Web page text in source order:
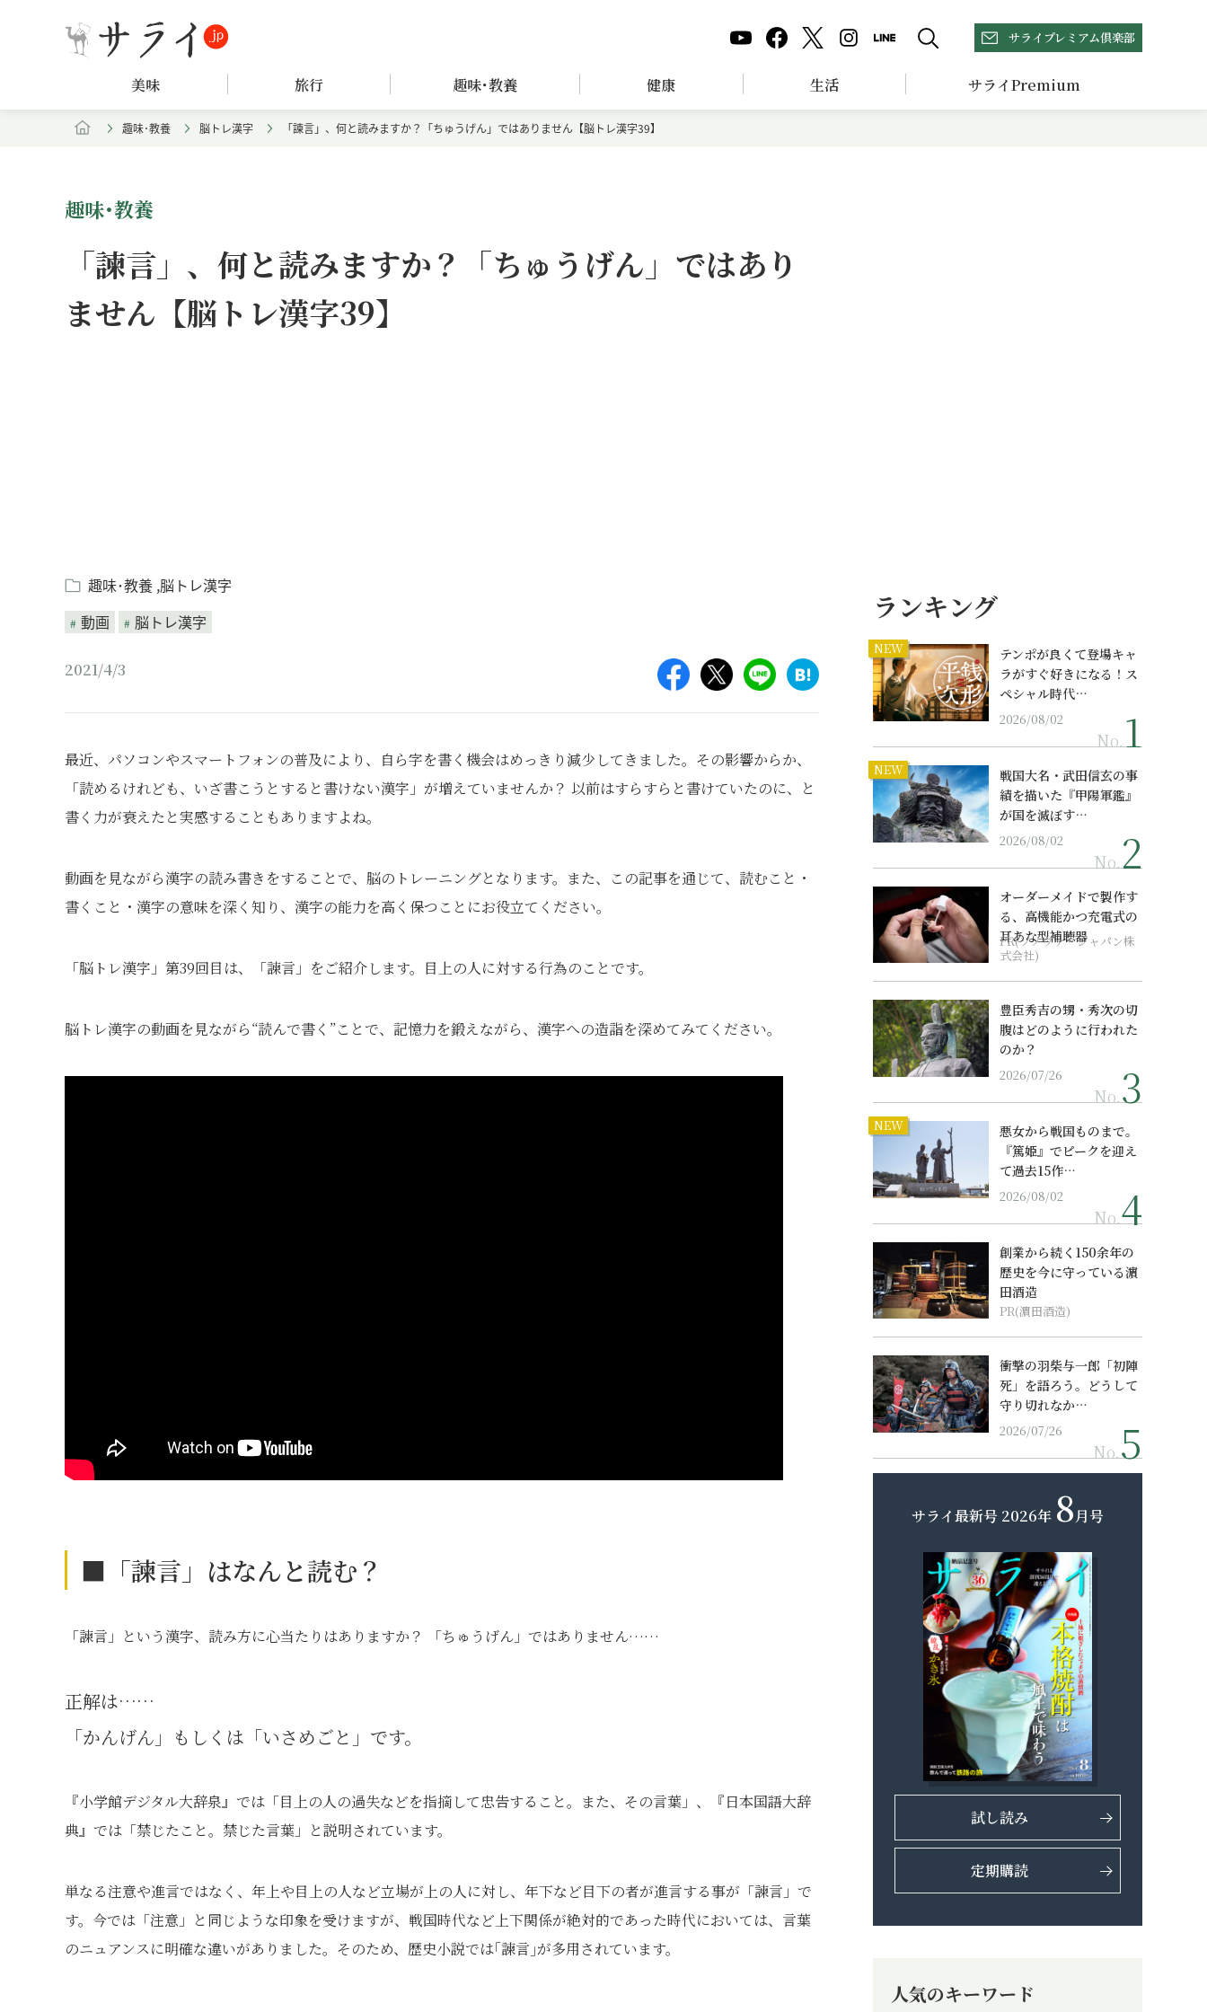
サライプレミアム倶楽部
美味 旅行 趣味･教養 健康 生活 サライPremium
趣味･教養 脳トレ漢字 「諫言」、何と読みますか？「ちゅうげん」ではありません【脳トレ漢字39】
趣味･教養
「諫言」、何と読みますか？「ちゅうげん」ではあり
ません【脳トレ漢字39】
趣味･教養 脳トレ漢字
動画
脳トレ漢字
2021/4/3
最近、パソコンやスマートフォンの普及により、自ら字を書く機会はめっきり減少してきました。その影響からか、
「読めるけれども、いざ書こうとすると書けない漢字」が増えていませんか？ 以前はすらすらと書けていたのに、と
書く力が衰えたと実感することもありますよね。
動画を見ながら漢字の読み書きをすることで、脳のトレーニングとなります。また、この記事を通じて、読むこと・
書くこと・漢字の意味を深く知り、漢字の能力を高く保つことにお役立てください。
「脳トレ漢字」第39回目は、「諫言」をご紹介します。目上の人に対する行為のことです。
脳トレ漢字の動画を見ながら“読んで書く”ことで、記憶力を鍛えながら、漢字への造詣を深めてみてください。
■「諫言」はなんと読む？
「諫言」という漢字、読み方に心当たりはありますか？ 「ちゅうげん」ではありません……
正解は……
「かんげん」もしくは「いさめごと」です。
『小学館デジタル大辞泉』では「目上の人の過失などを指摘して忠告すること。また、その言葉」、『日本国語大辞
典』では「禁じたこと。禁じた言葉」と説明されています。
単なる注意や進言ではなく、年上や目上の人など立場が上の人に対し、年下など目下の者が進言する事が「諫言」で
す。今では「注意」と同じような印象を受けますが、戦国時代など上下関係が絶対的であった時代においては、言葉
のニュアンスに明確な違いがありました。そのため、歴史小説では｢諫言｣が多用されています。
ランキング
NEW
テンポが良くて登場キャ
ラがすぐ好きになる！ス
ペシャル時代…
2026/08/02
No.
NEW
戦国大名・武田信玄の事
績を描いた『甲陽軍鑑』
が国を滅ぼす…
2026/08/02
No.
オーダーメイドで製作す
る、高機能かつ充電式の
耳あな型補聴器
PR(ソノヴァ・ジャパン株
式会社)
豊臣秀吉の甥・秀次の切
腹はどのように行われた
のか？
2026/07/26
No.
NEW
悪女から戦国ものまで。
『篤姫』でピークを迎え
て過去15作…
2026/08/02
No.
創業から続く150余年の
歴史を今に守っている濵
田酒造
PR(濵田酒造)
衝撃の羽柴与一郎「初陣
死」を語ろう。どうして
守り切れなか…
2026/07/26
No.
サライ最新号 2026年 8月号
試し読み
定期購読
人気のキーワード